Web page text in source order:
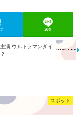
送る
演 ウルトラマンダイ
スポット